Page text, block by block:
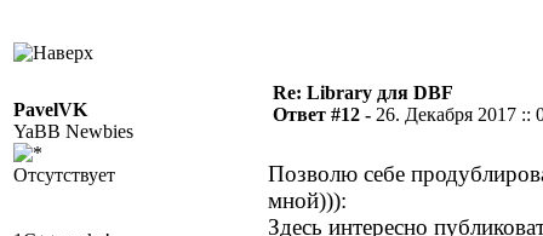
PavelVK
YaBB Newbies
Отсутствует
Re: Library для DBF
Ответ #12 - 26. Декабря 2017 ::
Позволю себе
мной))):
Здесь интересно